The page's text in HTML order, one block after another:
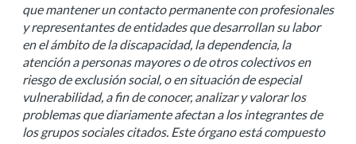
que mantener un contacto permanente con profesionales
y representantes de entidades que desarrollan su labor
en el ámbito de la discapacidad, la dependencia, la
atención a personas mayores o de otros colectivos en
riesgo de exclusión social, o en situación de especial
vulnerabilidad, a fin de conocer, analizar y valorar los
problemas que diariamente afectan a los integrantes de
los grupos sociales citados. Este órgano está compuesto